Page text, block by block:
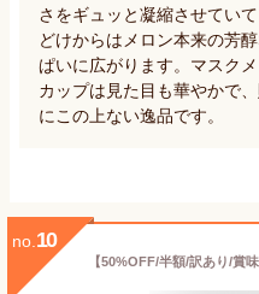
さをギュッと凝縮させてい
どけからはメロン本来の芳
ぱいに広がります。マスク
カップは見た目も華やかで
にこの上ない逸品です。
no. 10